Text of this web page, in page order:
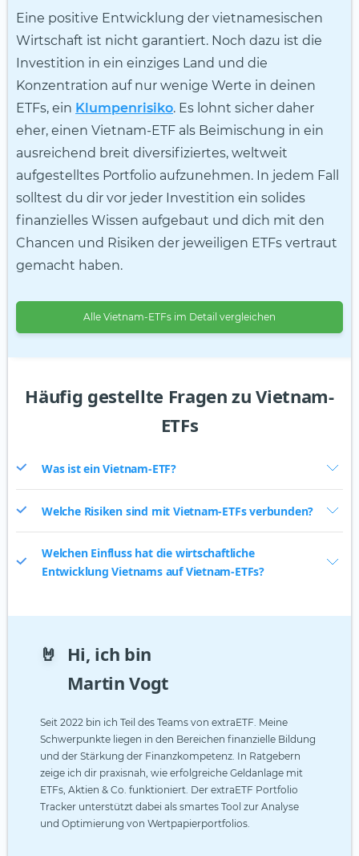
Eine positive Entwicklung der vietnamesischen
Wirtschaft ist nicht garantiert. Noch dazu ist die
Investition in ein einziges Land und die
Konzentration auf nur wenige Werte in deinen
ETFs, ein Klumpenrisiko. Es lohnt sicher daher
eher, einen Vietnam-ETF als Beimischung in ein
ausreichend breit diversifiziertes, weltweit
aufgestelltes Portfolio aufzunehmen. In jedem Fall
solltest du dir vor jeder Investition ein solides
finanzielles Wissen aufgebaut und dich mit den
Chancen und Risiken der jeweiligen ETFs vertraut
gemacht haben.
Alle Vietnam-ETFs im Detail vergleichen
Häufig gestellte Fragen zu Vietnam-
ETFs
Was ist ein Vietnam-ETF?
Welche Risiken sind mit Vietnam-ETFs verbunden?
Welchen Einfluss hat die wirtschaftliche
Entwicklung Vietnams auf Vietnam-ETFs?
🤘
Hi, ich bin
Martin Vogt
Seit 2022 bin ich Teil des Teams von extraETF. Meine
Schwerpunkte liegen in den Bereichen finanzielle Bildung
und der Stärkung der Finanzkompetenz. In Ratgebern
zeige ich dir praxisnah, wie erfolgreiche Geldanlage mit
ETFs, Aktien & Co. funktioniert. Der extraETF Portfolio
Tracker unterstützt dabei als smartes Tool zur Analyse
und Optimierung von Wertpapierportfolios.